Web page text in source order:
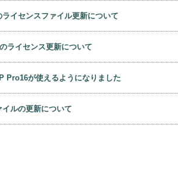
イセンスファイル更新について
ライセンス更新について
Pro16が使えるようになりました
イルの更新について